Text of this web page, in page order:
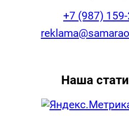
+7 (987)
Наша